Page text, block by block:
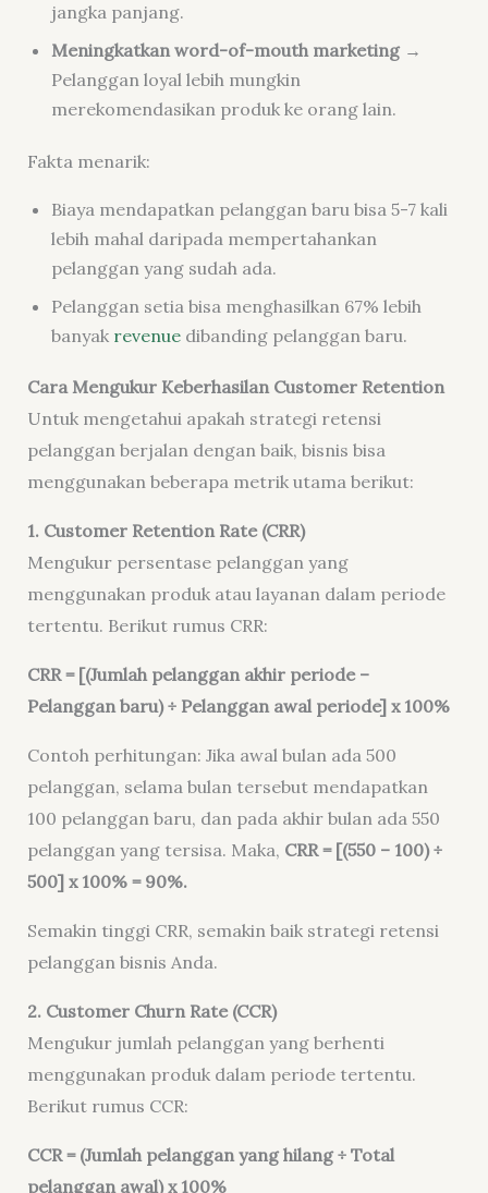
jangka panjang.
Meningkatkan word-of-mouth marketing→
Pelanggan loyal lebih mungkin
merekomendasikan produk ke orang lain.
Fakta menarik:
Biaya mendapatkan pelanggan baru bisa 5-7 kali
lebih mahal daripada mempertahankan
pelanggan yang sudah ada.
Pelanggan setia bisa menghasilkan 67% lebih
banyak revenuedibanding pelanggan baru.
Cara Mengukur Keberhasilan Customer Retention
Untuk mengetahui apakah strategi retensi
pelanggan berjalan dengan baik, bisnis bisa
menggunakan beberapa metrik utama berikut:
1. Customer Retention Rate (CRR)
Mengukur persentase pelanggan yang
menggunakan produk atau layanan dalam periode
tertentu. Berikut rumus CRR:
CRR = [(Jumlah pelanggan akhir periode –
Pelanggan baru) ÷ Pelanggan awal periode] x 100%
Contoh perhitungan: Jika awal bulan ada 500
pelanggan, selama bulan tersebut mendapatkan
100 pelanggan baru, dan pada akhir bulan ada 550
pelanggan yang tersisa. Maka, CRR = [(550 – 100) ÷
500] x 100% = 90%.
Semakin tinggi CRR, semakin baik strategi retensi
pelanggan bisnis Anda.
2. Customer Churn Rate (CCR)
Mengukur jumlah pelanggan yang berhenti
menggunakan produk dalam periode tertentu.
Berikut rumus CCR:
CCR = (Jumlah pelanggan yang hilang ÷ Total
pelanggan awal) x 100%